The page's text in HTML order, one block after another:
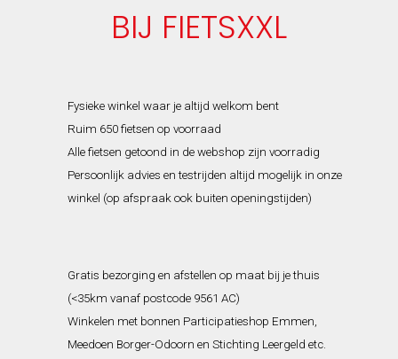
BIJ FIETSXXL
Fysieke winkel waar je altijd welkom bent
Ruim 650 fietsen op voorraad
Alle fietsen getoond in de webshop zijn voorradig
Persoonlijk advies en testrijden altijd mogelijk in onze
winkel (op afspraak ook buiten openingstijden)
Gratis bezorging en afstellen op maat bij je thuis
(<35km vanaf postcode 9561 AC)
Winkelen met bonnen Participatieshop Emmen,
Meedoen Borger-Odoorn en Stichting Leergeld etc.